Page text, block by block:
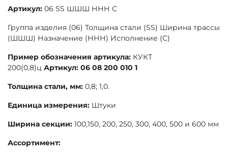
Артикул: 06 SS ШШШ ННН С
Группа изделия (06) Толщина стали (SS) Ширина трассы
(ШШШ) Назначение (ННН) Исполнение (С)
Пример обозначения артикула: КУКТ
200(0,8)ц Артикул: 06 08 200 010 1
Толщина стали, мм: 0,8; 1,0.
Единица измерения: Штуки
Ширина секции: 100,150, 200, 250, 300, 400, 500 и 600 мм
Ассортимент: